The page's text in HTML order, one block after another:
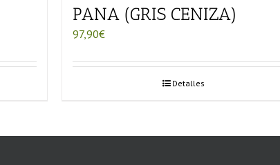
PANA (GRIS CENIZA)
97,90€
Detalles